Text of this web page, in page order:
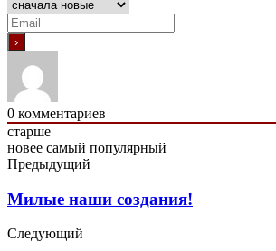
0 комментариев
старше
новее самый популярный
Предыдущий
Милые наши создания!
Следующий